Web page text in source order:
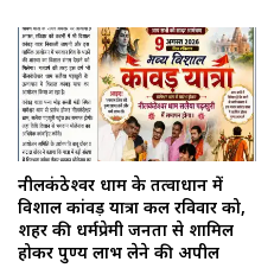
नीलकंठेश्वर धाम के तत्वाधान में
विशाल कांवड़ यात्रा कल रविवार को,
शहर की धर्मप्रेमी जनता से शामिल
होकर पुण्य लाभ लेने की अपील